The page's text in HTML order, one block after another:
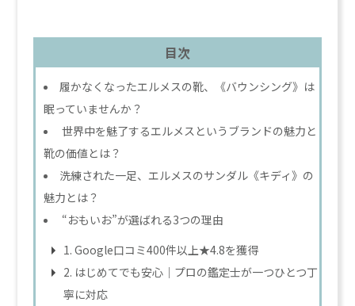
目次
履かなくなったエルメスの靴、《バウンシング》は
眠っていませんか？
世界中を魅了するエルメスというブランドの魅力と
靴の価値とは？
洗練された一足、エルメスのサンダル《キディ》の
魅力とは？
“おもいお”が選ばれる3つの理由
1. Google口コミ400件以上★4.8を獲得
2. はじめてでも安心｜プロの鑑定士が一つひとつ丁
寧に対応